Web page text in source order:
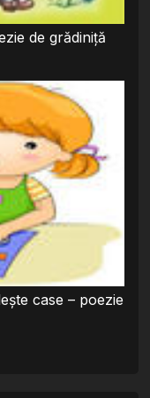
de grădiniță
case – poezie